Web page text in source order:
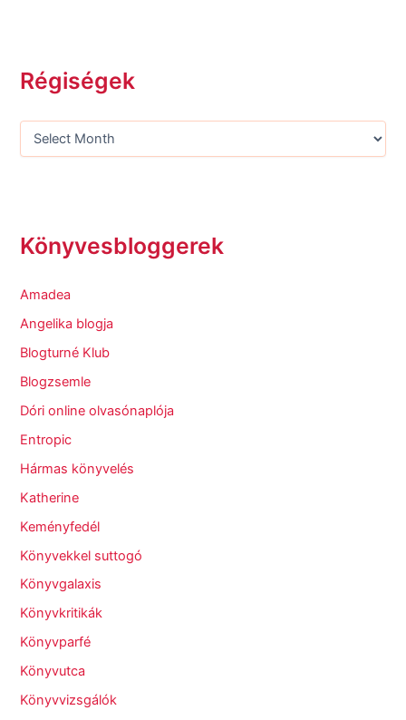
Régiségek
Könyvesbloggerek
Amadea
Angelika blogja
Blogturné Klub
Blogzsemle
Dóri online olvasónaplója
Entropic
Hármas könyvelés
Katherine
Keményfedél
Könyvekkel suttogó
Könyvgalaxis
Könyvkritikák
Könyvparfé
Könyvutca
Könyvvizsgálók